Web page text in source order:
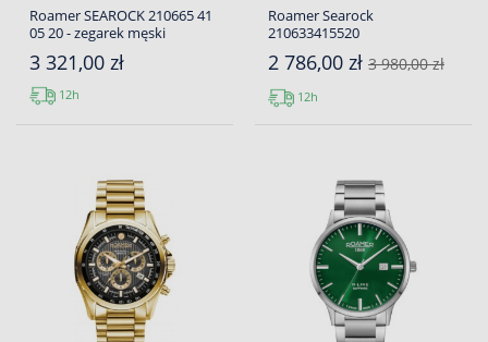
Roamer SEAROCK 210665 41
05 20 - zegarek męski
3 321,00 zł
12h
Roamer Searock
210633415520
2 786,00 zł 3 980,00 zł
12h